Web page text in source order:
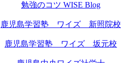
勉強のコツ WISE Blog
鹿児島学習塾 ワイズ 新照院校
鹿児島学習塾 ワイズ 坂元校